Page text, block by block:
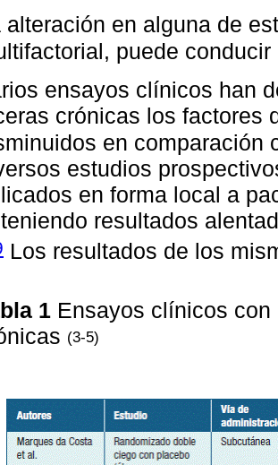
alteración en alguna de
puede
ensayos clínicos han
crónicas los factores
en comparación
estudios
en forma local a
resultados
Los resultados de los
1 Ensayos clínicos
(3-5)